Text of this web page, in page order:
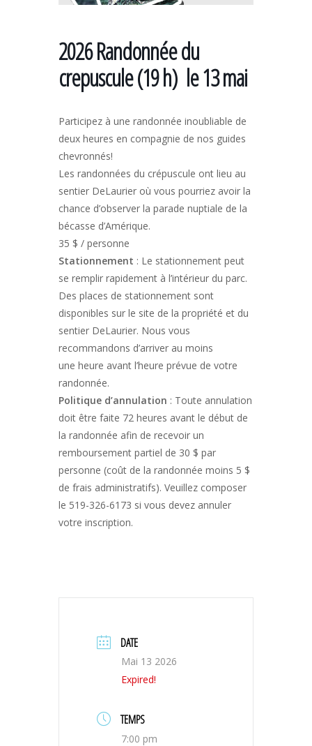
2026 Randonnée du
crepuscule (19 h) le 13 mai
Participez à une randonnée inoubliable de
deux heures en compagnie de nos guides
chevronnés!
Les randonnées du crépuscule ont lieu au
sentier DeLaurier où vous pourriez avoir la
chance d’observer la parade nuptiale de la
bécasse d’Amérique.
35 $ / personne
Stationnement : Le stationnement peut
se remplir rapidement à l’intérieur du parc.
Des places de stationnement sont
disponibles sur le site de la propriété et du
sentier DeLaurier. Nous vous
recommandons d’arriver au moins
une heure avant l’heure prévue de votre
randonnée.
Politique d’annulation : Toute annulation
doit être faite 72 heures avant le début de
la randonnée afin de recevoir un
remboursement partiel de 30 $ par
personne (coût de la randonnée moins 5 $
de frais administratifs). Veuillez composer
le 519-326-6173 si vous devez annuler
votre inscription.
DATE
Mai 13 2026
Expired!
TEMPS
7:00 pm